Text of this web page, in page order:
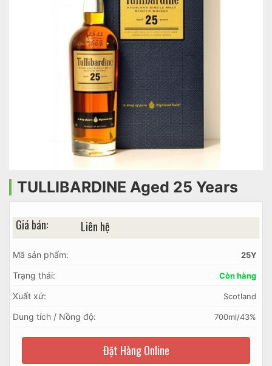
TULLIBARDINE Aged 25 Years
Giá bán: Liên hệ
Mã sản phẩm: 25Y
Trạng thái: Còn hàng
Xuất xứ: Scotland
Dung tích / Nồng độ: 700ml/43%
Đặt Hàng Online